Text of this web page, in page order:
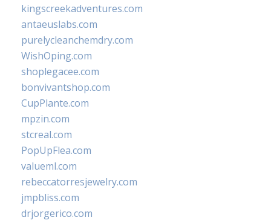
kingscreekadventures.com
antaeuslabs.com
purelycleanchemdry.com
WishOping.com
shoplegacee.com
bonvivantshop.com
CupPlante.com
mpzin.com
stcreal.com
PopUpFlea.com
valueml.com
rebeccatorresjewelry.com
jmpbliss.com
drjorgerico.com